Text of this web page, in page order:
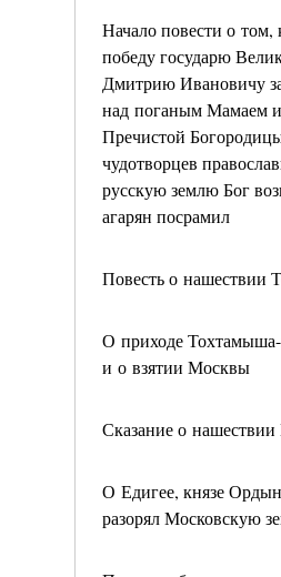
Начало повести о том,
победу государю
Дмитрию Ивановичу
над поганым Мамаем
Пречистой
чудотворцев
русскую землю Бог
агарян посрамил
Повесть о нашествии
О приходе
и о взятии Москвы
Сказание о нашествии
О Едигее, князе
разорял Московскую